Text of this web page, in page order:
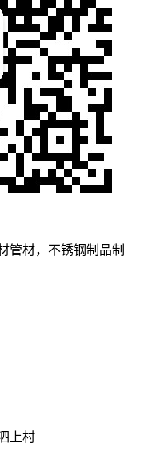
管材，不锈钢制品制
上村